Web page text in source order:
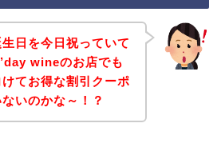
日を今日祝っていて
wineのお店でも
てお得な割引クーポ
いのかな～！？